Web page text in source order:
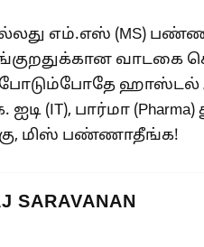
எம்.எஸ் (MS)
வாடகை
ஹாஸ்டல்
(IT), பார்மா
மிஸ் பண்ணாதீங்க!
SARAVANAN